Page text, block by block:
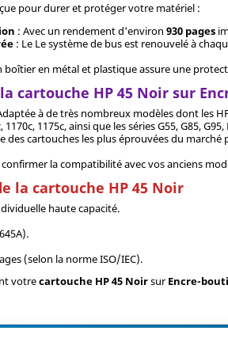
pour durer et protéger votre matériel :
: Avec un rendement d'environ930 pages
: Le Le système de bus est renouvelé à
boîtier en métal et plastique assure une
cartouche HP 45 Noir sur
à de très nombreux modèles dont les HP
1175c, ainsi que les séries G55, G85, G95,
des cartouches les plus éprouvées du marché
la compatibilité avec vos anciens
la cartouche HP 45 Noir
haute capacité.
(selon la norme ISO/IEC).
votrecartouche HP 45 NoirsurEncre-